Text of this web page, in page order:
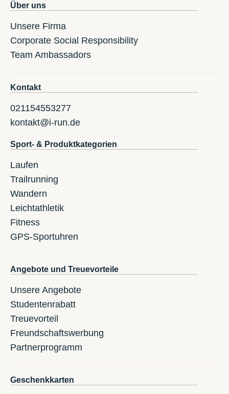
Über uns
Unsere Firma
Corporate Social Responsibility
Team Ambassadors
Kontakt
021154553277
kontakt@i-run.de
Sport- & Produktkategorien
Laufen
Trailrunning
Wandern
Leichtathletik
Fitness
GPS-Sportuhren
Angebote und Treuevorteile
Unsere Angebote
Studentenrabatt
Treuevorteil
Freundschaftswerbung
Partnerprogramm
Geschenkkarten